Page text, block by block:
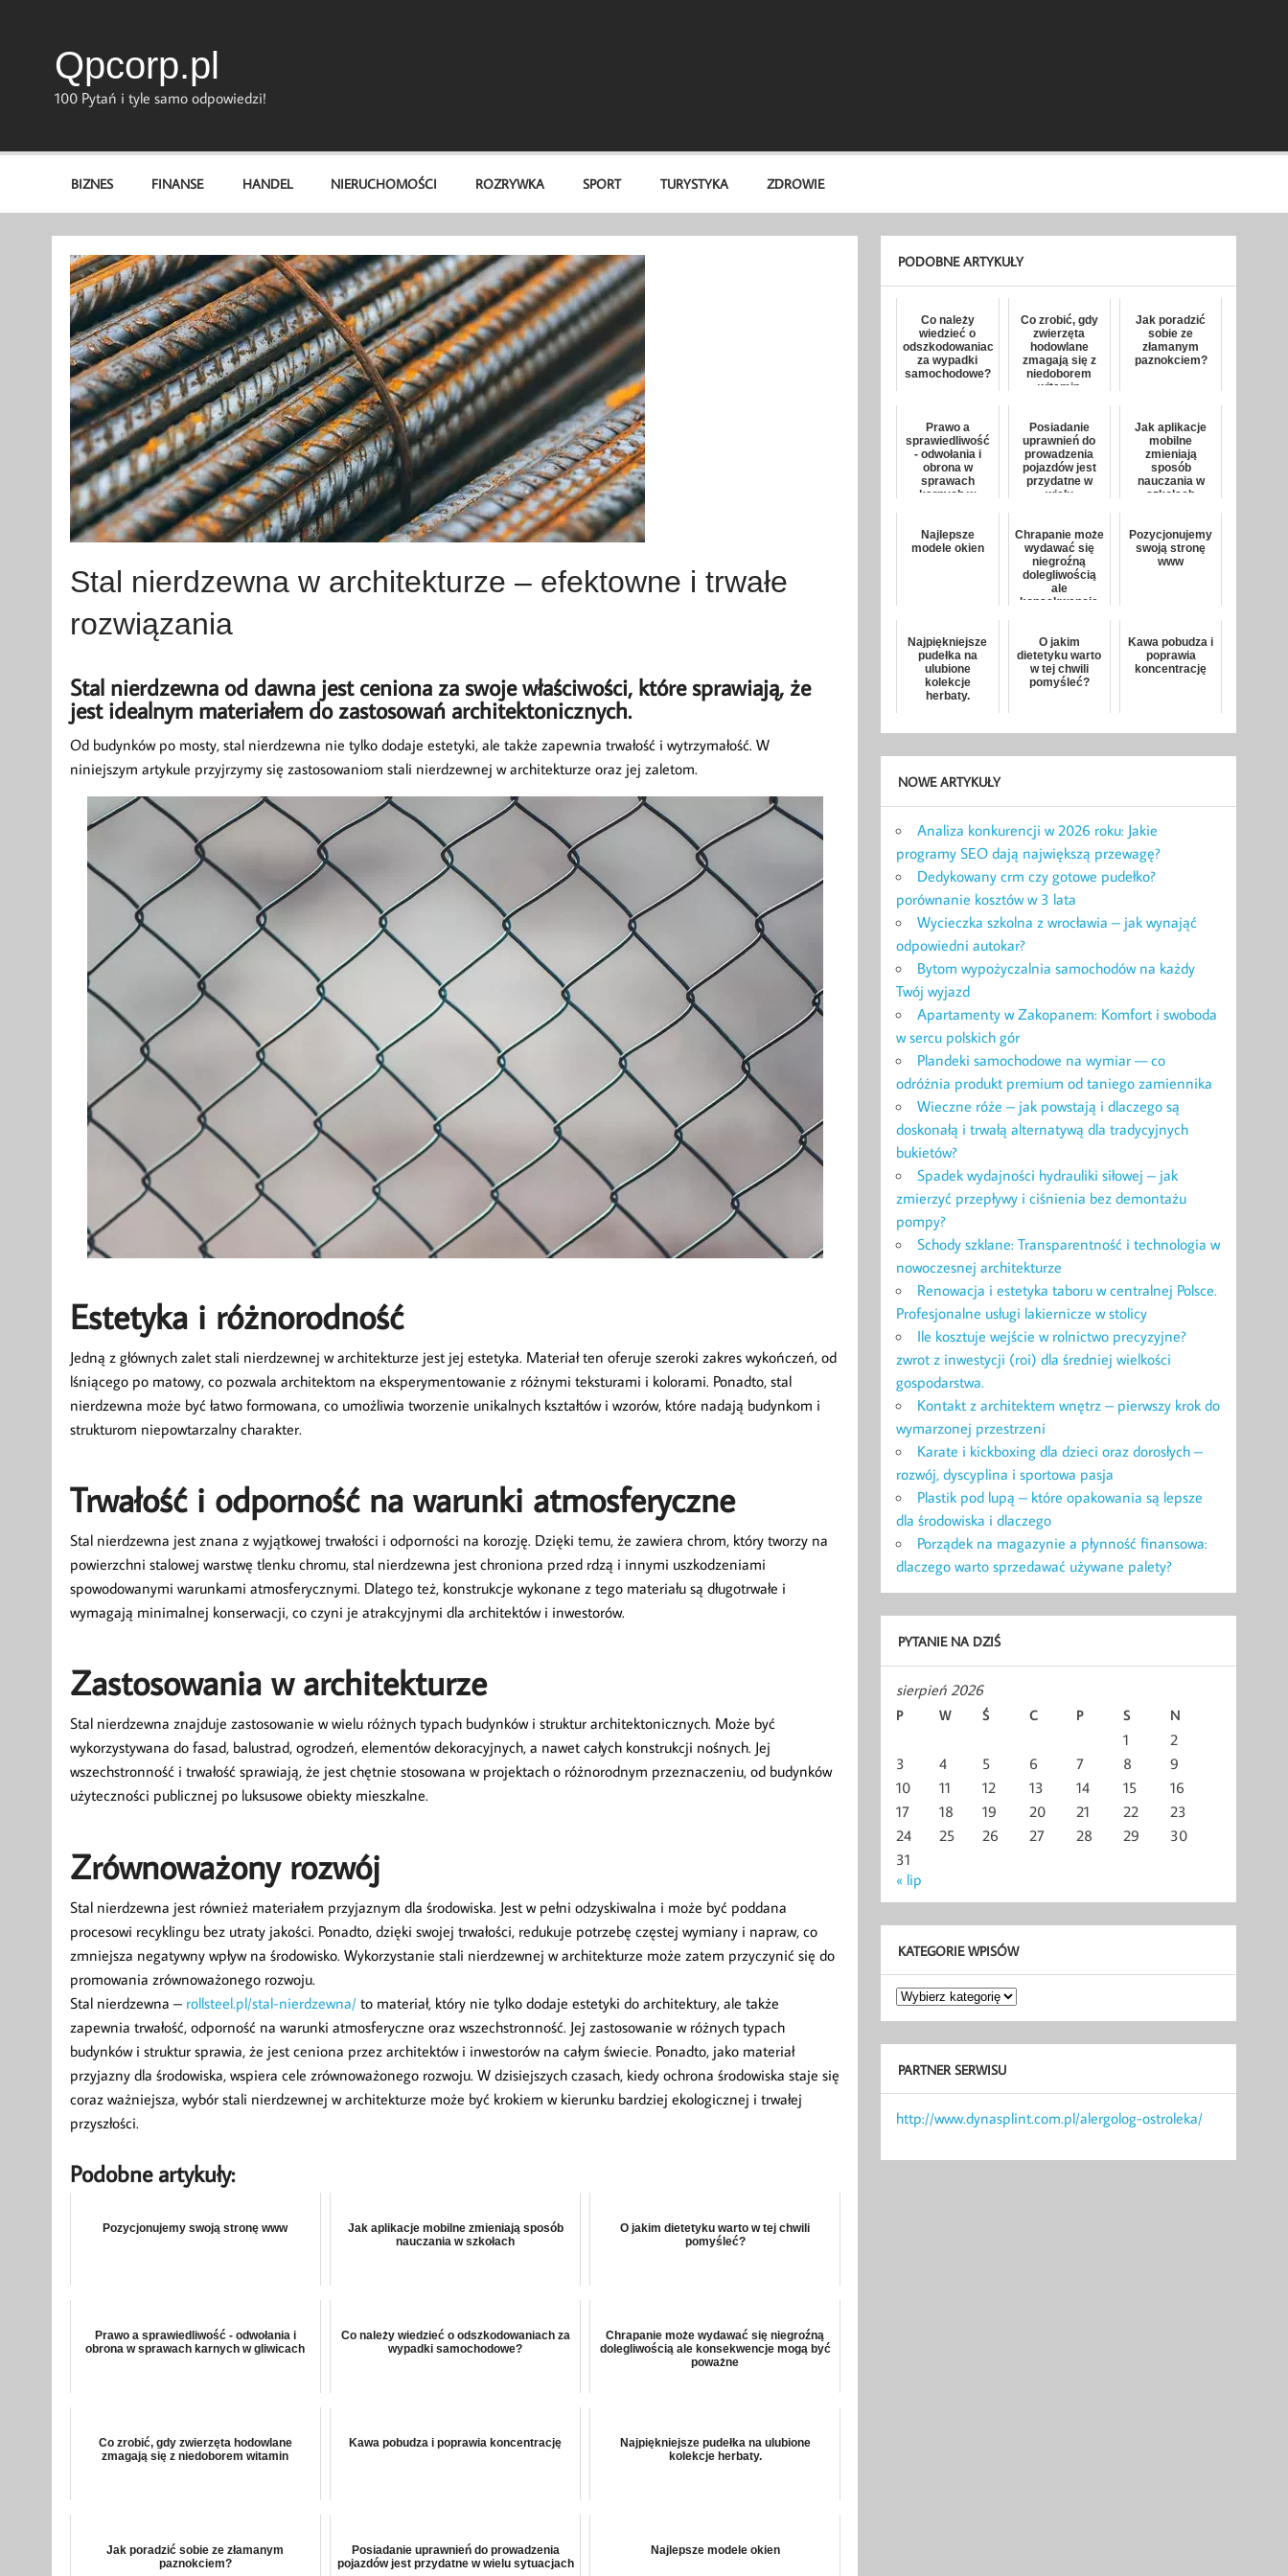
Qpcorp.pl
100 Pytań i tyle samo odpowiedzi!
BIZNES FINANSE HANDEL NIERUCHOMOŚCI ROZRYWKA SPORT TURYSTYKA ZDROWIE
Stal nierdzewna w architekturze – efektowne i trwałe
rozwiązania
Stal nierdzewna od dawna jest ceniona za swoje właściwości, które sprawiają, że
jest idealnym materiałem do zastosowań architektonicznych.
Od budynków po mosty, stal nierdzewna nie tylko dodaje estetyki, ale także zapewnia trwałość i wytrzymałość. W
niniejszym artykule przyjrzymy się zastosowaniom stali nierdzewnej w architekturze oraz jej zaletom.
Estetyka i różnorodność
Jedną z głównych zalet stali nierdzewnej w architekturze jest jej estetyka. Materiał ten oferuje szeroki zakres wykończeń, od
lśniącego po matowy, co pozwala architektom na eksperymentowanie z różnymi teksturami i kolorami. Ponadto, stal
nierdzewna może być łatwo formowana, co umożliwia tworzenie unikalnych kształtów i wzorów, które nadają budynkom i
strukturom niepowtarzalny charakter.
Trwałość i odporność na warunki atmosferyczne
Stal nierdzewna jest znana z wyjątkowej trwałości i odporności na korozję. Dzięki temu, że zawiera chrom, który tworzy na
powierzchni stalowej warstwę tlenku chromu, stal nierdzewna jest chroniona przed rdzą i innymi uszkodzeniami
spowodowanymi warunkami atmosferycznymi. Dlatego też, konstrukcje wykonane z tego materiału są długotrwałe i
wymagają minimalnej konserwacji, co czyni je atrakcyjnymi dla architektów i inwestorów.
Zastosowania w architekturze
Stal nierdzewna znajduje zastosowanie w wielu różnych typach budynków i struktur architektonicznych. Może być
wykorzystywana do fasad, balustrad, ogrodzeń, elementów dekoracyjnych, a nawet całych konstrukcji nośnych. Jej
wszechstronność i trwałość sprawiają, że jest chętnie stosowana w projektach o różnorodnym przeznaczeniu, od budynków
użyteczności publicznej po luksusowe obiekty mieszkalne.
Zrównoważony rozwój
Stal nierdzewna jest również materiałem przyjaznym dla środowiska. Jest w pełni odzyskiwalna i może być poddana
procesowi recyklingu bez utraty jakości. Ponadto, dzięki swojej trwałości, redukuje potrzebę częstej wymiany i napraw, co
zmniejsza negatywny wpływ na środowisko. Wykorzystanie stali nierdzewnej w architekturze może zatem przyczynić się do
promowania zrównoważonego rozwoju.
Stal nierdzewna – rollsteel.pl/stal-nierdzewna/to materiał, który nie tylko dodaje estetyki do architektury, ale także
zapewnia trwałość, odporność na warunki atmosferyczne oraz wszechstronność. Jej zastosowanie w różnych typach
budynków i struktur sprawia, że jest ceniona przez architektów i inwestorów na całym świecie. Ponadto, jako materiał
przyjazny dla środowiska, wspiera cele zrównoważonego rozwoju. W dzisiejszych czasach, kiedy ochrona środowiska staje się
coraz ważniejsza, wybór stali nierdzewnej w architekturze może być krokiem w kierunku bardziej ekologicznej i trwałej
przyszłości.
Podobne artykuły:
Pozycjonujemy swoją stronę www
Jak aplikacje mobilne zmieniają sposób
nauczania w szkołach
O jakim dietetyku warto w tej chwili
pomyśleć?
Prawo a sprawiedliwość - odwołania i
obrona w sprawach karnych w gliwicach
Co należy wiedzieć o odszkodowaniach za
wypadki samochodowe?
Chrapanie może wydawać się niegroźną
dolegliwością ale konsekwencje mogą być
poważne
Co zrobić, gdy zwierzęta hodowlane
zmagają się z niedoborem witamin
Kawa pobudza i poprawia koncentrację
Najpiękniejsze pudełka na ulubione
kolekcje herbaty.
Jak poradzić sobie ze złamanym
paznokciem?
Posiadanie uprawnień do prowadzenia
pojazdów jest przydatne w wielu sytuacjach
Najlepsze modele okien
PODOBNE ARTYKUŁY
Co należy
wiedzieć o
odszkodowaniach
za wypadki
samochodowe?
Co zrobić, gdy
zwierzęta
hodowlane
zmagają się z
niedoborem
witamin
Jak poradzić
sobie ze
złamanym
paznokciem?
Prawo a
sprawiedliwość
- odwołania i
obrona w
sprawach
karnych w
Posiadanie
uprawnień do
prowadzenia
pojazdów jest
przydatne w
wielu
Jak aplikacje
mobilne
zmieniają
sposób
nauczania w
szkołach
Najlepsze
modele okien
Chrapanie może
wydawać się
niegroźną
dolegliwością
ale
konsekwencje
Pozycjonujemy
swoją stronę
www
Najpiękniejsze
pudełka na
ulubione
kolekcje
herbaty.
O jakim
dietetyku warto
w tej chwili
pomyśleć?
Kawa pobudza i
poprawia
koncentrację
NOWE ARTYKUŁY
Analiza konkurencji w 2026 roku: Jakie
programy SEO dają największą przewagę?
Dedykowany crm czy gotowe pudełko?
porównanie kosztów w 3 lata
Wycieczka szkolna z wrocławia – jak wynająć
odpowiedni autokar?
Bytom wypożyczalnia samochodów na każdy
Twój wyjazd
Apartamenty w Zakopanem: Komfort i swoboda
w sercu polskich gór
Plandeki samochodowe na wymiar — co
odróżnia produkt premium od taniego zamiennika
Wieczne róże – jak powstają i dlaczego są
doskonałą i trwałą alternatywą dla tradycyjnych
bukietów?
Spadek wydajności hydrauliki siłowej – jak
zmierzyć przepływy i ciśnienia bez demontażu
pompy?
Schody szklane: Transparentność i technologia w
nowoczesnej architekturze
Renowacja i estetyka taboru w centralnej Polsce.
Profesjonalne usługi lakiernicze w stolicy
Ile kosztuje wejście w rolnictwo precyzyjne?
zwrot z inwestycji (roi) dla średniej wielkości
gospodarstwa.
Kontakt z architektem wnętrz – pierwszy krok do
wymarzonej przestrzeni
Karate i kickboxing dla dzieci oraz dorosłych –
rozwój, dyscyplina i sportowa pasja
Plastik pod lupą – które opakowania są lepsze
dla środowiska i dlaczego
Porządek na magazynie a płynność finansowa:
dlaczego warto sprzedawać używane palety?
PYTANIE NA DZIŚ
sierpień 2026
P W Ś C P S N
1
2
3
4 5 6 7 8
9
10
11 12 13 14 15
16
17
18 19 20 21 22
23
24
25 26 27 28 29
30
31
« lip
KATEGORIE WPISÓW
Kategorie
wpisów
PARTNER SERWISU
http://www.dynasplint.com.pl/alergolog-ostroleka/